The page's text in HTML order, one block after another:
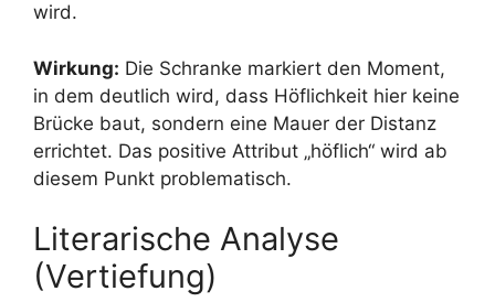
wird.
Wirkung: Die Schranke markiert den Moment,
in dem deutlich wird, dass Höflichkeit hier keine
Brücke baut, sondern eine Mauer der Distanz
errichtet. Das positive Attribut „höflich“ wird ab
diesem Punkt problematisch.
Literarische Analyse
(Vertiefung)